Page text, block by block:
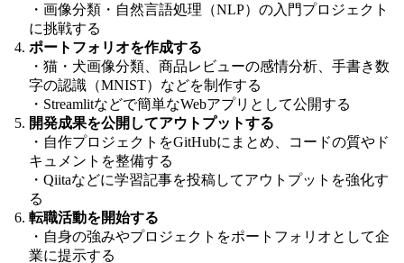
・画像分類・自然言語処理（NLP）の入門プロジェクト
に挑戦する
ポートフォリオを作成する
・猫・犬画像分類、商品レビューの感情分析、手書き数
字の認識（MNIST）などを制作する
・Streamlitなどで簡単なWebアプリとして公開する
開発成果を公開してアウトプットする
・自作プロジェクトをGitHubにまとめ、コードの質やド
キュメントを整備する
・Qiitaなどに学習記事を投稿してアウトプットを強化す
る
転職活動を開始する
・自身の強みやプロジェクトをポートフォリオとして企
業に提示する